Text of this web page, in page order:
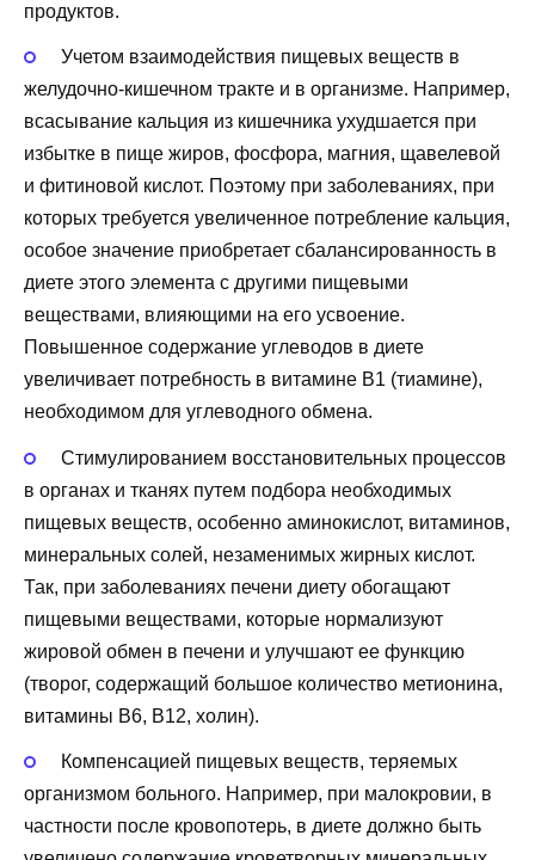
продуктов.
Учетом взаимодействия пищевых веществ в
желудочно-кишечном тракте и в организме. Например,
всасывание кальция из кишечника ухудшается при
избытке в пище жиров, фосфора, магния, щавелевой
и фитиновой кислот. Поэтому при заболеваниях, при
которых требуется увеличенное потребление кальция,
особое значение приобретает сбалансированность в
диете этого элемента с другими пищевыми
веществами, влияющими на его усвоение.
Повышенное содержание углеводов в диете
увеличивает потребность в витамине В1 (тиамине),
необходимом для углеводного обмена.
Стимулированием восстановительных процессов
в органах и тканях путем подбора необходимых
пищевых веществ, особенно аминокислот, витаминов,
минеральных солей, незаменимых жирных кислот.
Так, при заболеваниях печени диету обогащают
пищевыми веществами, которые нормализуют
жировой обмен в печени и улучшают ее функцию
(творог, содержащий большое количество метионина,
витамины В6, В12, холин).
Компенсацией пищевых веществ, теряемых
организмом больного. Например, при малокровии, в
частности после кровопотерь, в диете должно быть